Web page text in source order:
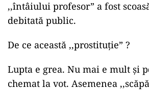
,,întâiului profesor” a fost
debitată public.
De ce această ,,prostituție” ?
Lupta e grea. Nu mai e mult și
chemat la vot. Asemenea